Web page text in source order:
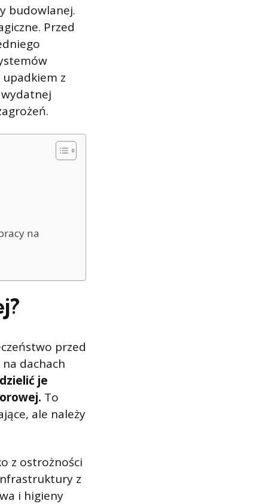
budowlanej.
Przed
z
na
przed
dachach
je
To
ale należy
z ostrożności
z
i higieny